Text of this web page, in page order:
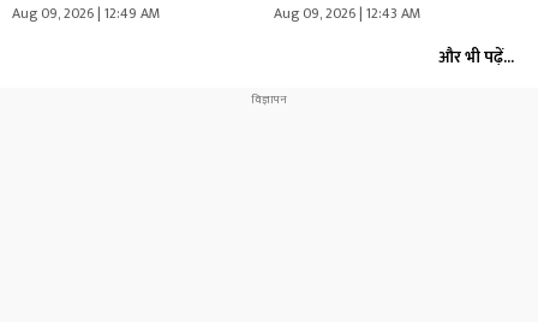
Aug 09, 2026 | 12:49 AM Aug 09, 2026 | 12:43 AM
और भी पढ़ें...